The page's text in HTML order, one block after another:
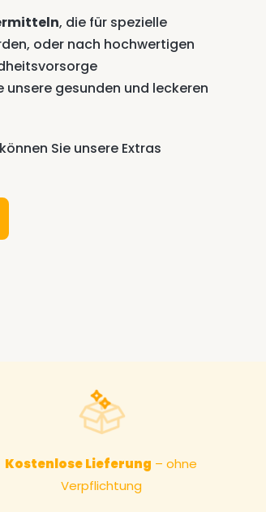
, die für spezielle
oder nach hochwertigen
unsere gesunden und leckeren
Sie unsere Extras
Kostenlose Lieferung – ohne
Verpflichtung